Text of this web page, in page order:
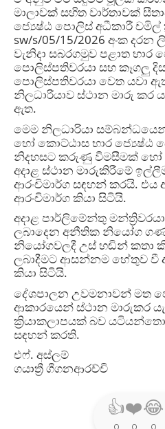
මාලාවක් සහිත වාර්තාවක්
ජ්‍යෙෂ්ඨ පොලිස් අධීකාරී චමිල්
sw/s/05/15/2026 අංක දරන
වැනිදා සබරගමුව පළාත භාර
පොලිස්පතිවරයා සහ කෑගලු
පොලිස්පතිවරයා වෙත යවා
නිලධාරියාව ස්ථාන මාරු කර
ඇත.
මෙම නිලධාරියා
හෝ කොට්ඨාස භාර ජ්‍යෙෂ්ඨ
නිදහසට කරුණු විමසීමක්
අදාළ ස්ථාන මාරුකිරීමේ
ආරංචිමාර්ග සඳහන් කරයි. එය
ආරංචිමාර්ග කියා සිටියි.
අදාළ පාර්ලිමේන්තු
ලබාදෙන අනීතික නියෝග
නියෝගවලදී උස් හඬින් කතා
ලබාදීමට ආසන්නම හේතුව වී
කියා සිටියි.
දේශපාලන උවමනාවන් මත
ආකාරයෙන් ස්ථාන මාරුකර
ක්‍රියාකලාපයක් බව
සඳහන් කරති.
එෆ්. අස්ලම්
ගයාත්‍රී ගීගනආරච්චි
👍
0
❤️
0
😂
0